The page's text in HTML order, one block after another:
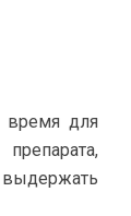
время для